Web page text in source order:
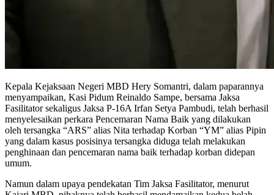
Kepala Kejaksaan Negeri MBD Hery Somantri, dalam paparannya
menyampaikan, Kasi Pidum Reinaldo Sampe, bersama Jaksa
Fasilitator sekaligus Jaksa P-16A Irfan Setya Pambudi, telah berhasil
menyelesaikan perkara Pencemaran Nama Baik yang dilakukan
oleh tersangka “ARS” alias Nita terhadap Korban “YM” alias Pipin
yang dalam kasus posisinya tersangka diduga telah melakukan
penghinaan dan pencemaran nama baik terhadap korban didepan
umum.
Namun dalam upaya pendekatan Tim Jaksa Fasilitator, menurut